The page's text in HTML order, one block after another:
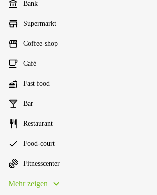
Bank
Supermarkt
Coffee-shop
Café
Fast food
Bar
Restaurant
Food-court
Fitnesscenter
Mehr zeigen